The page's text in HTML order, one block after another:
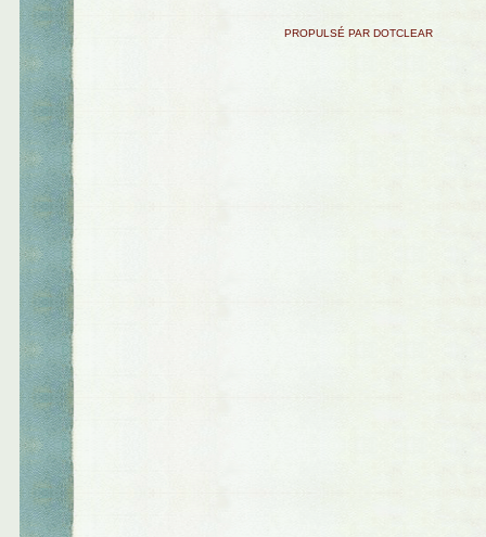
PROPULSÉ PAR DOTCLEAR